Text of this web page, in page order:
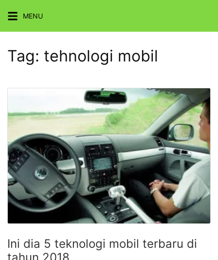
content
MENU
Tag: tehnologi mobil
Ini dia 5 teknologi mobil terbaru di